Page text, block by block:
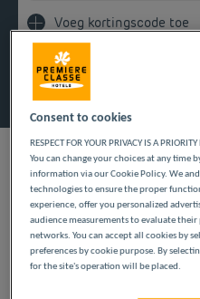
Voeg kortingscode toe
ONZE
PERREUX
PRIJZEN
Consent to cookies
RESPECT FOR YOUR PRIVACY IS A PRIORITY
You can change your choices at any time
information via our Cookie Policy. We
technologies to ensure the proper
experience, offer you personalized
audience measurements to evaluate
networks. You can accept all cookies by
preferences by cookie purpose. By
for the site's operation will be placed.